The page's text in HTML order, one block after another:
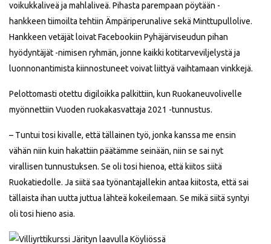
voikukkaliveä ja mahlaliveä. Pihasta parempaan pöytään -
hankkeen tiimoilta tehtiin Ämpäriperunalive sekä Minttupullolive.
Hankkeen vetäjät loivat Facebookiin Pyhäjärviseudun pihan
hyödyntäjät -nimisen ryhmän, jonne kaikki kotitarveviljelystä ja
luonnonantimista kiinnostuneet voivat liittyä vaihtamaan vinkkejä.
Pelottomasti otettu digiloikka palkittiin, kun Ruokaneuvolivelle
myönnettiin Vuoden ruokakasvattaja 2021 -tunnustus.
– Tuntui tosi kivalle, että tällainen työ, jonka kanssa me ensin
vähän niin kuin hakattiin päätämme seinään, niin se sai nyt
virallisen tunnustuksen. Se oli tosi hienoa, että kiitos siitä
Ruokatiedolle. Ja siitä saa työnantajallekin antaa kiitosta, että sai
tällaista ihan uutta juttua lähteä kokeilemaan. Se mikä siitä syntyi
oli tosi hieno asia.